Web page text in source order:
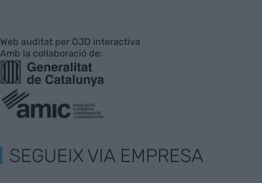
Web auditat per OJD interactiva
Amb la col·laboració de:
SEGUEIX VIA EMPRESA